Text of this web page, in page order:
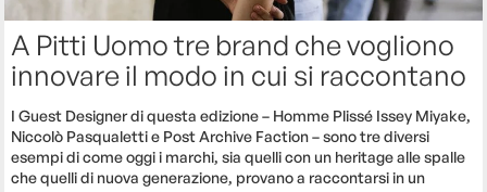
A Pitti Uomo tre brand che vogliono
innovare il modo in cui si raccontano
I Guest Designer di questa edizione – Homme Plissé Issey Miyake,
Niccolò Pasqualetti e Post Archive Faction – sono tre diversi
esempi di come oggi i marchi, sia quelli con un heritage alle spalle
che quelli di nuova generazione, provano a raccontarsi in un